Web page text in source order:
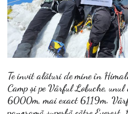
Te invit alături de mine în
Camp și pe Vârful Lobuche,
6000m, mai exact 6119m.